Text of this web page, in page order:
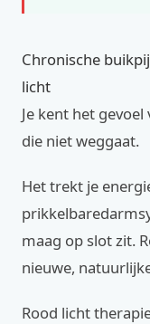
Chronische
licht
Je kent het
die niet weggaat.
Het trekt je
maag op slot zit.
nieuwe,
Rood licht